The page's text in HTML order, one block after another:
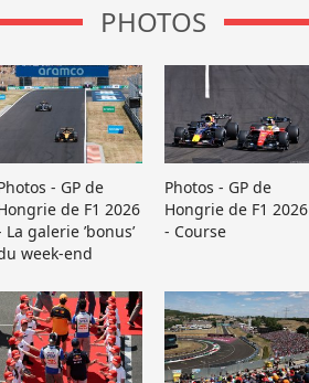
PHOTOS
- GP de
de F1 2026
La galerie ’bonus’
week-end
Photos - GP de
Hongrie de F1 2026
- Course